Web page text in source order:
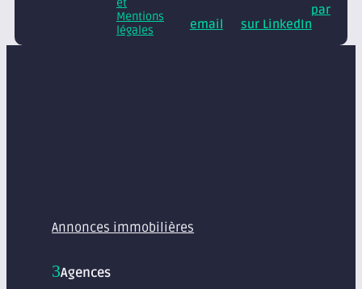
Mentions
légales
par
email
sur LinkedIn
Annonces immobilières
Agences